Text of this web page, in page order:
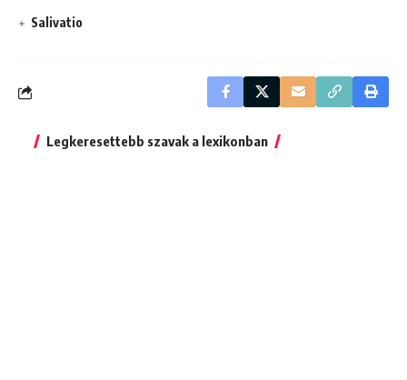
Salivatio
Legkeresettebb szavak a lexikonban